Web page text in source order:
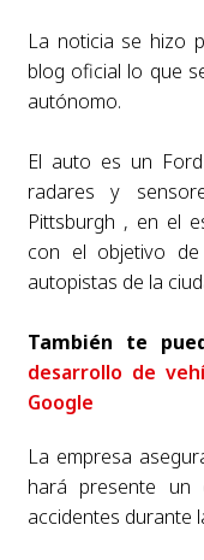
La noticia se hizo
blog oficial lo que
autónomo.
El auto es un
radares y
Pittsburgh , en el
con el objetivo
autopistas de la
También te
desarrollo de
Google
La empresa
hará presente un
accidentes durante